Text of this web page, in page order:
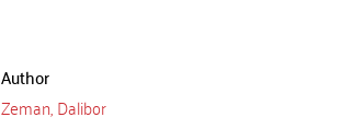
Author
Zeman, Dalibor